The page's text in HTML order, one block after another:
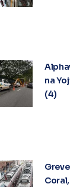
na
(4)